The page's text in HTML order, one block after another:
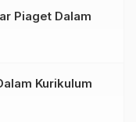
Piaget Dalam
Kurikulum